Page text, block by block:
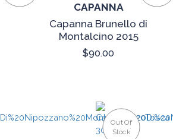
CAPANNA
Capanna Brunello di
Montalcino 2015
$90.00
Out Of
Stock